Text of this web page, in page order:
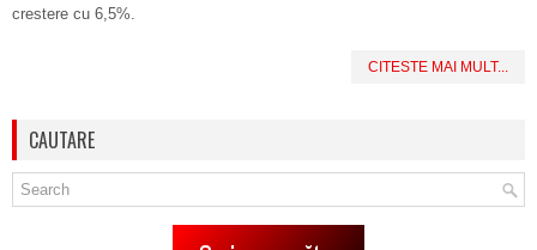
crestere cu 6,5%.
CITESTE MAI MULT...
CAUTARE